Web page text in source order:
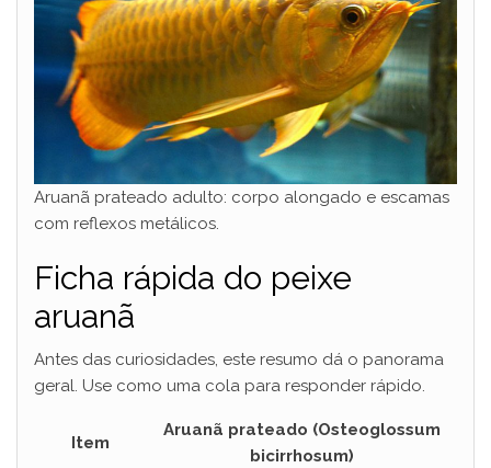
Aruanã prateado adulto: corpo alongado e escamas
com reflexos metálicos.
Ficha rápida do peixe
aruanã
Antes das curiosidades, este resumo dá o panorama
geral. Use como uma cola para responder rápido.
Item
Aruanã prateado (Osteoglossum
bicirrhosum)